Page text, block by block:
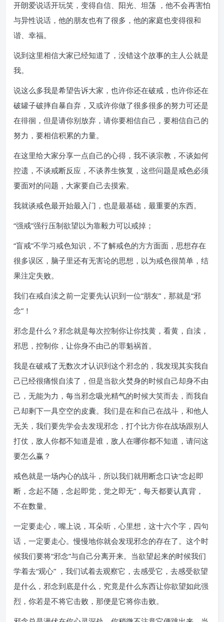
开朗爱说话开玩笑，变得自信、阳光、坦荡 ，他不会再害怕
与异性说话，他的朋友也有了很多，他的家庭也变得很和
谐、幸福。
说到这里相信大家已经知道了，没错这个故事的主人公就是
我。
说这么多我是希望告诉大家，也许你还在破戒，也许你还在
破罐子破摔自暴自弃，又或许你做了很多很多的努力可还是
在徘徊，但是请你别放弃，请你要相信自己，要相信自己的
努力，要相信积累的力量。
在这里给大家分享一点自己的心得，我不谈宗教，不谈如何
控遗，不谈戒断反应，不谈养生恢复，这些问题是戒色必须
要面对的问题，大家要自己去摸索。
我就谈戒色最开始最入门，也是最基础，最重要的东西。
“强戒”强行压制欲望以为靠毅力可以戒掉；
“盲戒”不学习戒色知识，不了解戒色的方方面面，思想存在
很多误区，脑子里还有无害论的思想，以为戒色很简单，结
果注定失败。
我们在戒自渎之前一定要先认识到一位“朋友”，那就是“邪
念”！
邪念是什么？邪念就是每次控制你让你找黄，看黄，自渎，
邪思，控制你，让你身不由己的罪魁祸首。
我是在破戒了无数次才认识到这个邪念的，我发现其实我自
己已经很痛恨自渎了，但是当欲火焚身的时候自己却身不由
己，无能为力，每当邪念吸光精气的时候大笑而去，而我自
己却剩下一具空空的皮囊。我们是在和自己在战斗，和他人
无关，我们要先学会去发现邪念，打个比方你在战场跟别人
打仗，敌人你都不知道是谁，敌人在哪你都不知道，请问这
要怎么赢？
戒色就是一场内心的战斗，所以我们就用断念口诀“念起即
断，念起不随，念起即觉，觉之即无”，每天都要认真背，
不在数量。
一定要走心，嘴上说，耳朵听，心里想，这十六个字，四句
话，一定要走心。慢慢地你就会发现邪念的存在了。这个时
候我们要将“邪念”与自己分离开来。当欲望起来的时候我们
学着去“观心” ，我们试着去观察它，去感受它，去感受欲望
是什么，邪念到底是什么，究竟是什么东西让你欲望如此强
烈，你若是不将它击败，那便是它将你击败。